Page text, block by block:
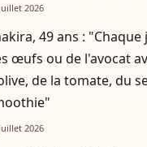
2026
49 ans :
œufs ou de l'avocat
de la tomate, du
2026